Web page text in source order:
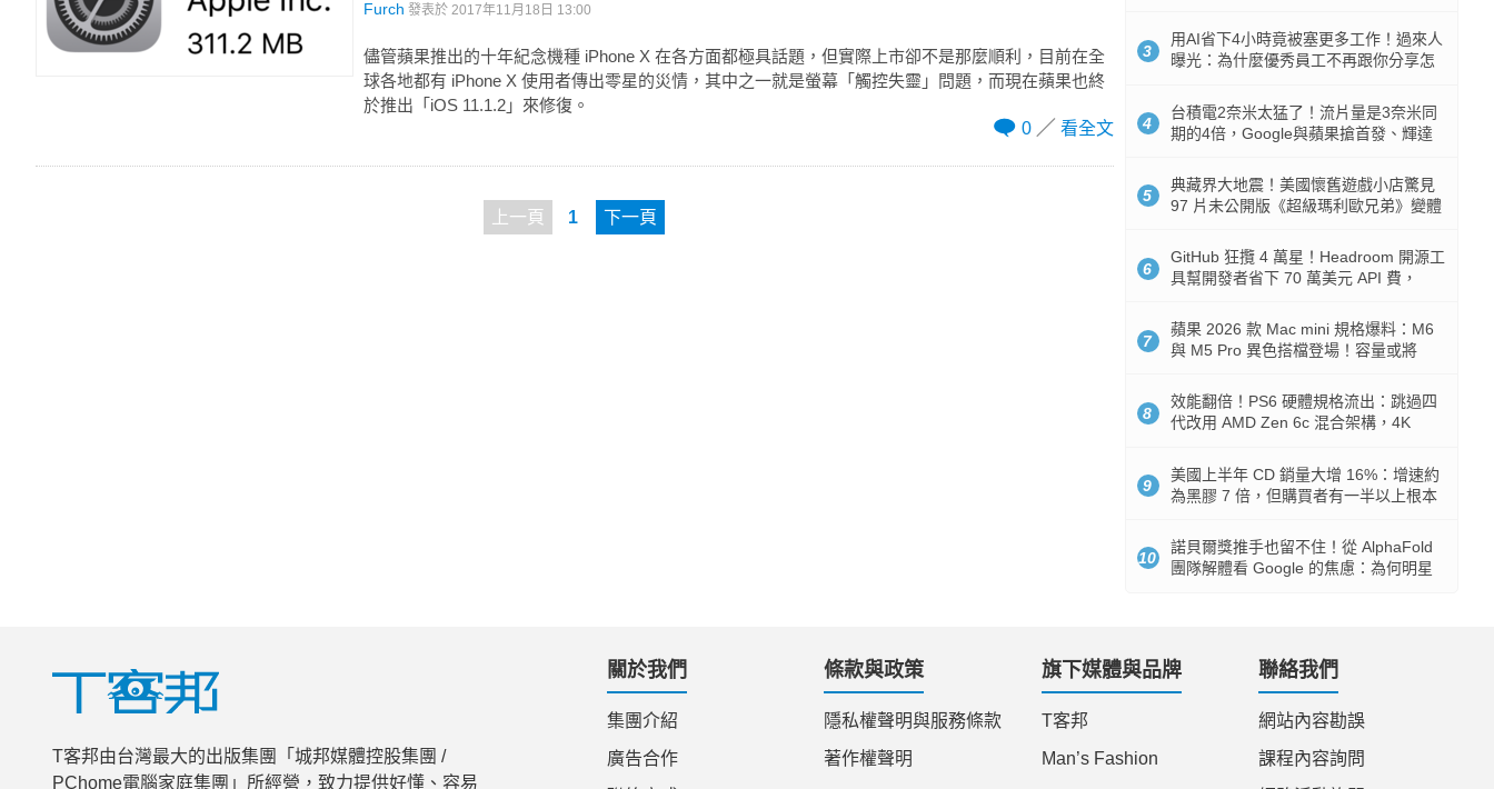
Furch 發表於 2017年11月18日 13:00
儘管蘋果推出的十年紀念機種 iPhone X 在各方面都極具話題，但實際上市卻不是那麼順利，目前在全
球各地都有 iPhone X 使用者傳出零星的災情，其中之一就是螢幕「觸控失靈」問題，而現在蘋果也終
於推出「iOS 11.1.2」來修復。
0
看全文
上一頁 1 下一頁
3
用AI省下4小時竟被塞更多工作！過來人
曝光：為什麼優秀員工不再跟你分享怎
4
台積電2奈米太猛了！流片量是3奈米同
期的4倍，Google與蘋果搶首發、輝達
5
典藏界大地震！美國懷舊遊戲小店驚見
97 片未公開版《超級瑪利歐兄弟》變體
6
GitHub 狂攬 4 萬星！Headroom 開源工
具幫開發者省下 70 萬美元 API 費，
7
蘋果 2026 款 Mac mini 規格爆料：M6
與 M5 Pro 異色搭檔登場！容量或將
8
效能翻倍！PS6 硬體規格流出：跳過四
代改用 AMD Zen 6c 混合架構，4K
9
美國上半年 CD 銷量大增 16%：增速約
為黑膠 7 倍，但購買者有一半以上根本
10
諾貝爾獎推手也留不住！從 AlphaFold
團隊解體看 Google 的焦慮：為何明星
T客邦由台灣最大的出版集團「城邦媒體控股集團 /
PChome電腦家庭集團」所經營，致力提供好懂、容易
關於我們
集團介紹
廣告合作
條款與政策
隱私權聲明與服務條款
著作權聲明
旗下媒體與品牌
T客邦
Man’s Fashion
聯絡我們
網站內容勘誤
課程內容詢問